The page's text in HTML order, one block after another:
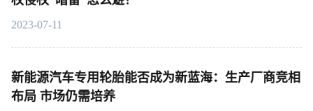
2023-07-11
新能源汽车专用轮胎能否成为新蓝海：生产厂商竞相
布局 市场仍需培养